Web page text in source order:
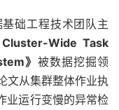
基础工程技术团队主
Cluster-Wide Task
》 被数据挖掘领
文从集群整体作业执
业运行变慢的异常检